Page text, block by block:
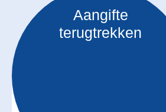
Aangifte
terugtrekken